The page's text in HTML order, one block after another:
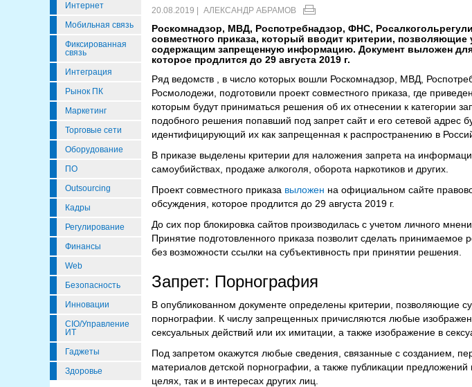
Интернет
Мобильная связь
Фиксированная
связь
Интеграция
Рынок ПК
Маркетинг
Торговые сети
Оборудование
ПО
Outsourcing
Кадры
Регулирование
Финансы
Web
Безопасность
Инновации
CIO/Управление
ИТ
Гаджеты
Здоровье
20.08.2019 | АЛЕКСАНДР АБРАМОВ
Роскомнадзор, МВД, Роспотребнадзор, ФНС,
совместного приказа, который вводит критерии, позволяющие
содержащим запрещенную информацию. Документ выложен
которое продлится до 29 августа 2019 г.
Ряд ведомств , в число которых вошли Роскомнадзор, МВД,
Росмолодежи, подготовили проект совместного приказа, где
которым будут приниматься решения об их отнесении к категории
подобного решения попавший под запрет сайт и его сетевой адрес
идентифицирующий их как запрещенная к распространению в
В приказе выделены критерии для наложения запрета на
самоубийствах, продаже алкоголя, оборота наркотиков и других.
Проект совместного приказа выложен на официальном сайте
обсуждения, которое продлится до 29 августа 2019 г.
До сих пор блокировка сайтов производилась с учетом личного
Принятие подготовленного приказа позволит сделать принимаемое
без возможности ссылки на субъективность при принятии решения.
Запрет: Порнография
В опубликованном документе определены критерии, позволяющие
порнографии. К числу запрещенных причисляются любые
сексуальных действий или их имитации, а также изображение в
Под запретом окажутся любые сведения, связанные с созданием,
материалов детской порнографии, а также публикации
целях, так и в интересах других лиц.